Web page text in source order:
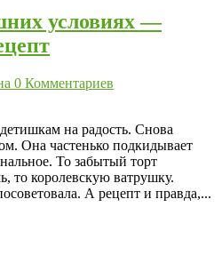
условиях —
0 Комментариев
на радость. Снова
Она частенько подкидывает
То забытый торт
то королевскую ватрушку.
А рецепт и правда,...